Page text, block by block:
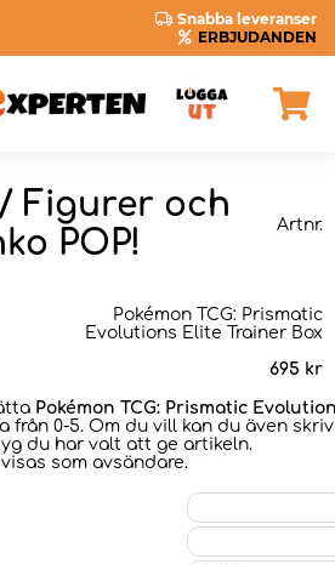
Snabba leveranser
ERBJUDANDEN
/ Figurer och
POP!
Artnr.
Pokémon TCG: Prismatic
Evolutions Elite Trainer Box
695 kr
Pokémon TCG: Prismatic
från 0-5. Om du vill kan du även
du har valt att ge artikeln.
som avsändare.